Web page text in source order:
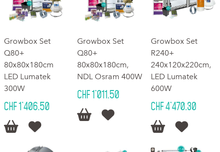
Growbox Set
Q80+
80x80x180cm
LED Lumatek
300W
CHF 1'406.50
 
Growbox Set
Q80+
80x80x180cm,
NDL Osram 400W
CHF 1'011.50
 
Growbox Set
R240+
240x120x220cm,
LED Lumatek
600W
CHF 4'470.30
 